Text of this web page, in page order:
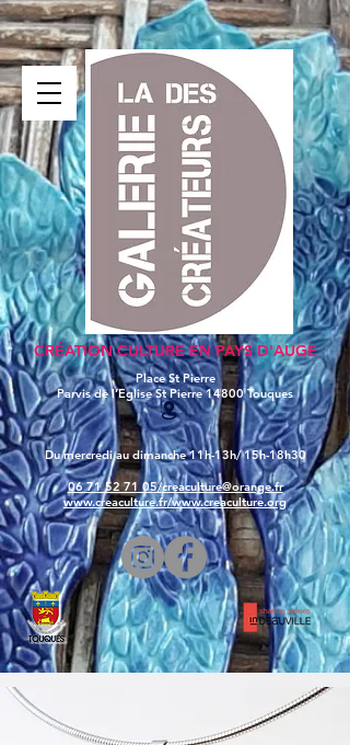
Place St Pierre
Parvis de l’Eglise St Pierre14800 Touques
Du mercredi au dimanche 11h-13h/ 15h-18h30
06 71 52 71 05/creaculture@orange.fr
www.creaculture.fr/www.creaculture.org
CRÉATION CULTURE EN PAYS D'AUGE